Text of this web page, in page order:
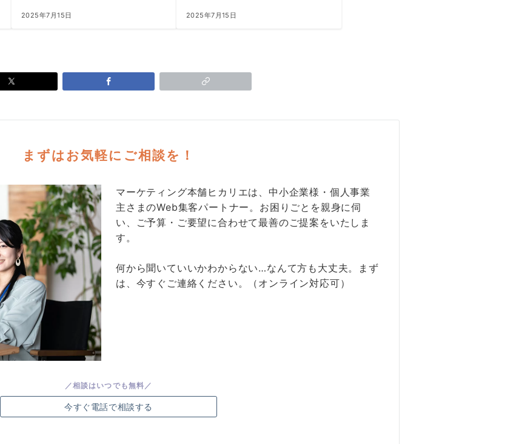
2025年7月15日 2025年7月15日
まずはお気軽にご相談を！
マーケティング本舗ヒカリエは、中小企業様・個人事業
主さまのWeb集客パートナー。お困りごとを親身に伺
い、ご予算・ご要望に合わせて最善のご提案をいたしま
す。
何から聞いていいかわからない…なんて方も大丈夫。まず
は、今すぐご連絡ください。（オンライン対応可）
／相談はいつでも無料／
今すぐ電話で相談する